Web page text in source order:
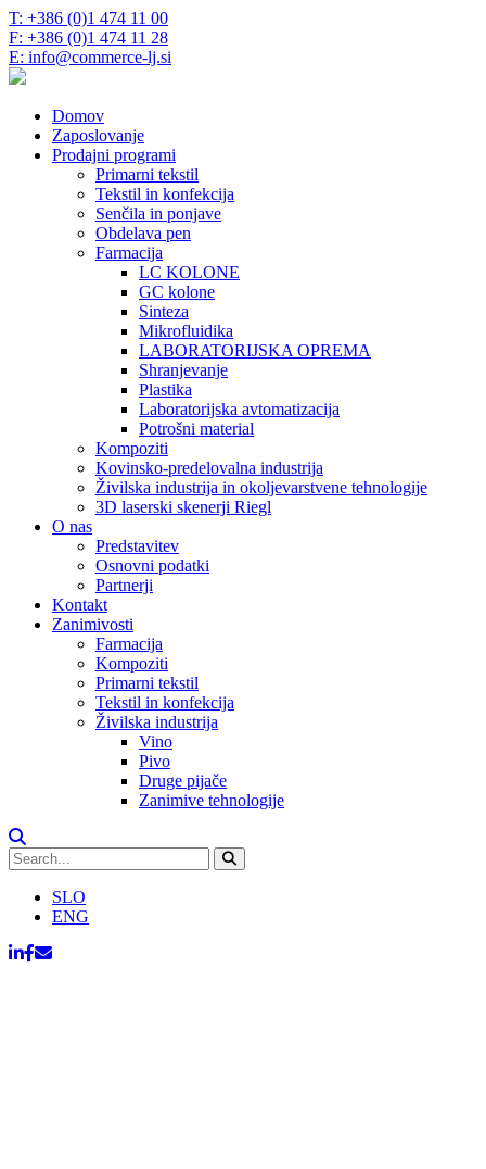
T: +386 (0)1 474 11 00
F: +386 (0)1 474 11 28
E: info@commerce-lj.si
Domov
Zaposlovanje
Prodajni programi
Primarni tekstil
Tekstil in konfekcija
Senčila in ponjave
Obdelava pen
Farmacija
LC KOLONE
GC kolone
Sinteza
Mikrofluidika
LABORATORIJSKA OPREMA
Shranjevanje
Plastika
Laboratorijska avtomatizacija
Potrošni material
Kompoziti
Kovinsko-predelovalna industrija
Živilska industrija in okoljevarstvene tehnologije
3D laserski skenerji Riegl
O nas
Predstavitev
Osnovni podatki
Partnerji
Kontakt
Zanimivosti
Farmacija
Kompoziti
Primarni tekstil
Tekstil in konfekcija
Živilska industrija
Vino
Pivo
Druge pijače
Zanimive tehnologije
SLO
ENG